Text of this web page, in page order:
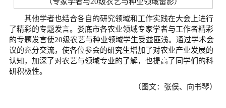
其他学者也结合各自的研究领域和工作实践在大会上进行
了精彩的专题发言。娄底市各农业领域专家学者与工作者精彩
的专题发言使20级农艺与种业领域学生受益匪浅。通过学术会
议的充分交流，使各位参会的研究生增加了对农业产业发展的
认知，加深了对农艺与领域专业的了解，也提高了同学们的科
研积极性。
（图文：张俣、向书琴）